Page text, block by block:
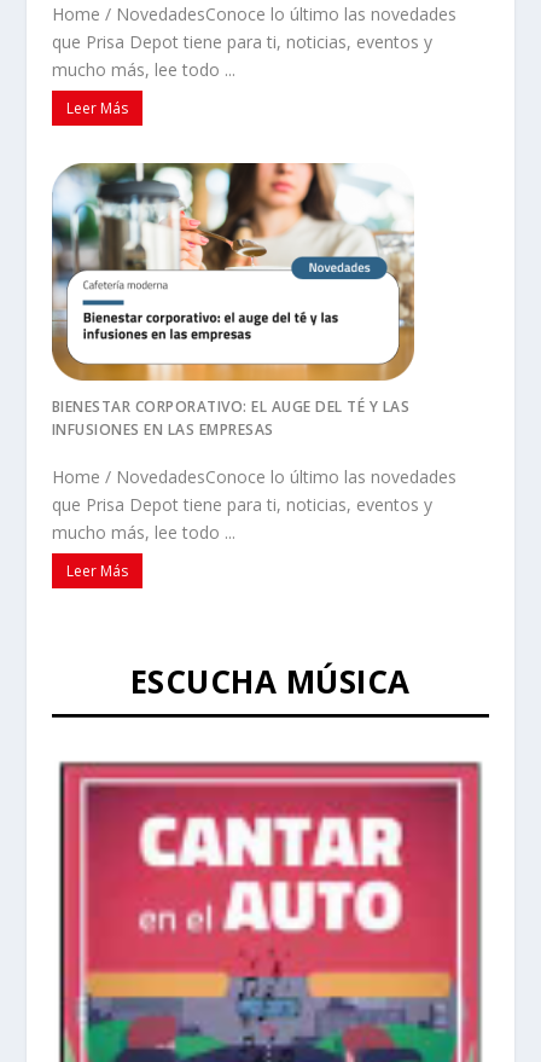
Home / NovedadesConoce lo último las novedades
que Prisa Depot tiene para ti, noticias, eventos y
mucho más, lee todo ...
Leer Más
BIENESTAR CORPORATIVO: EL AUGE DEL TÉ Y LAS
INFUSIONES EN LAS EMPRESAS
Home / NovedadesConoce lo último las novedades
que Prisa Depot tiene para ti, noticias, eventos y
mucho más, lee todo ...
Leer Más
ESCUCHA MÚSICA